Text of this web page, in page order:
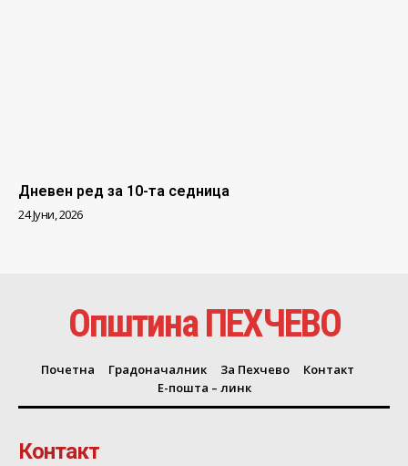
Дневен ред за 10-та седница
24 Јуни, 2026
Општина ПЕХЧЕВО
Почетна Градоначалник За Пехчево
Контакт
Е-пошта – линк
Контакт